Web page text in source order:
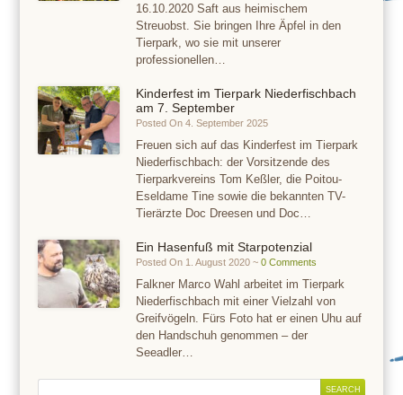
16.10.2020 Saft aus heimischem
Streuobst. Sie bringen Ihre Äpfel in den
Tierpark, wo sie mit unserer
professionellen…
Kinderfest im Tierpark Niederfischbach
am 7. September
Posted On 4. September 2025
Freuen sich auf das Kinderfest im Tierpark
Niederfischbach: der Vorsitzende des
Tierparkvereins Tom Keßler, die Poitou-
Eseldame Tine sowie die bekannten TV-
Tierärzte Doc Dreesen und Doc…
Ein Hasenfuß mit Starpotenzial
Posted On 1. August 2020 ~0 Comments
Falkner Marco Wahl arbeitet im Tierpark
Niederfischbach mit einer Vielzahl von
Greifvögeln. Fürs Foto hat er einen Uhu auf
den Handschuh genommen – der
Seeadler…